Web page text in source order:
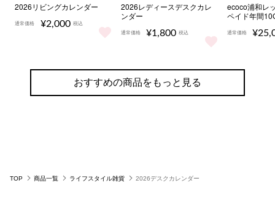
2026リビングカレンダー
通常価格 ¥2,000 税込
2026リビングカレンダー をもっと見る
2026レディースデスクカレ
ンダー
通常価格 ¥1,800 税込
2026レディースデスクカレンダー
ecoco浦和レ
ペイド年間
通常価格
おすすめの商品をもっと見る
TOP 商品一覧 ライフスタイル雑貨 2026デスクカレンダー